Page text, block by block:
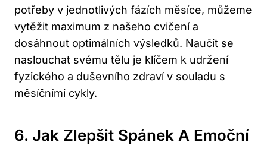
potřeby ⁣v jednotlivých fázích měsíce, ⁤můžeme
vytěžit maximum z našeho cvičení a‍
dosáhnout optimálních‌ výsledků. Naučit se
naslouchat ‌svému tělu‍ je klíčem k udržení
fyzického‍ a duševního zdraví v souladu s
⁤měsíčními cykly.
6. ‍Jak Zlepšit Spánek A Emoční